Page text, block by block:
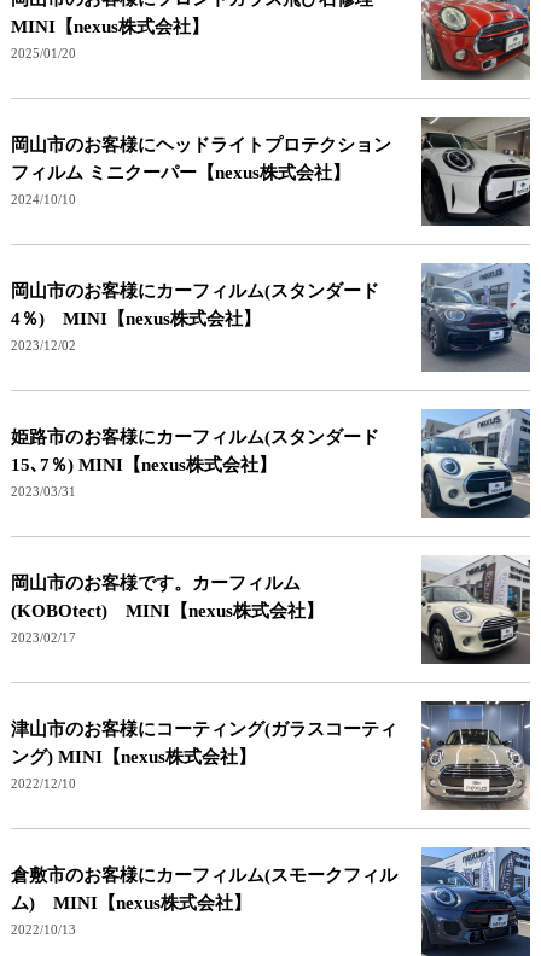
MINI【nexus株式会社】
2025/01/20
岡山市のお客様にヘッドライトプロテクション
フィルム ミニクーパー【nexus株式会社】
2024/10/10
岡山市のお客様にカーフィルム(スタンダード
4％) MINI【nexus株式会社】
2023/12/02
姫路市のお客様にカーフィルム(スタンダード
15､7％) MINI【nexus株式会社】
2023/03/31
岡山市のお客様です。カーフィルム
(KOBOtect) MINI【nexus株式会社】
2023/02/17
津山市のお客様にコーティング(ガラスコーティ
ング) MINI【nexus株式会社】
2022/12/10
倉敷市のお客様にカーフィルム(スモークフィル
ム) MINI【nexus株式会社】
2022/10/13